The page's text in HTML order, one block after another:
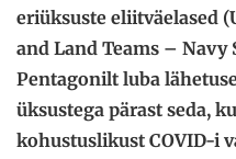
eriüksuste eliitväelased
and Land Teams – Navy
Pentagonilt luba
üksustega pärast seda,
kohustuslikust COVID-i